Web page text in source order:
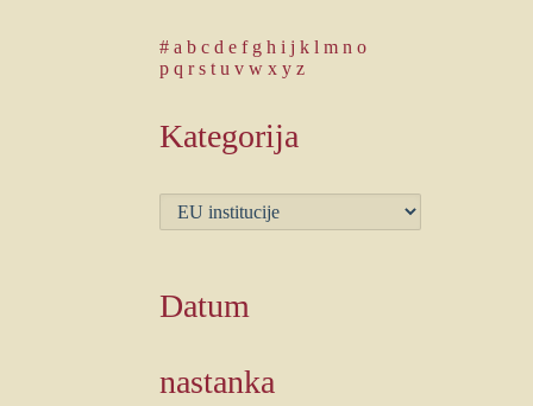
# a b c d e f g h i j k l m n o
p q r s t u v w x y z
Kategorija
Datum
nastanka